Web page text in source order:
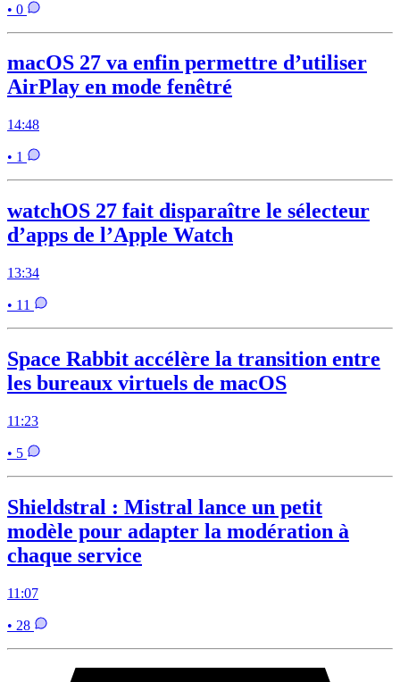
• 0
macOS 27 va enfin permettre d’utiliser
AirPlay en mode fenêtré
14:48
• 1
watchOS 27 fait disparaître le sélecteur
d’apps de l’Apple Watch
13:34
• 11
Space Rabbit accélère la transition entre
les bureaux virtuels de macOS
11:23
• 5
Shieldstral : Mistral lance un petit
modèle pour adapter la modération à
chaque service
11:07
• 28